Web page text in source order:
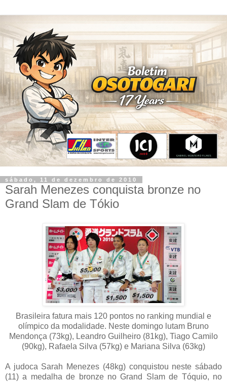
sábado, 11 de dezembro de 2010
Sarah Menezes conquista bronze no
Grand Slam de Tókio
Brasileira fatura mais 120 pontos no ranking mundial e
olímpico da modalidade. Neste domingo lutam Bruno
Mendonça (73kg), Leandro Guilheiro (81kg), Tiago Camilo
(90kg), Rafaela Silva (57kg) e Mariana Silva (63kg)
A judoca Sarah Menezes (48kg) conquistou neste sábado
(11) a medalha de bronze no Grand Slam de Tóquio, no